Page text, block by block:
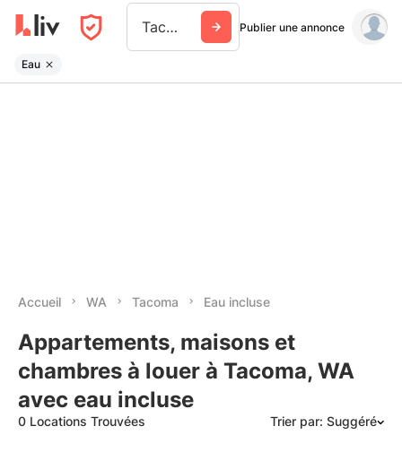
Tacoma Publier une annonce
Eau
Accueil WA Tacoma Eau incluse
Appartements, maisons et
chambres à louer à Tacoma, WA
avec eau incluse
0 Locations Trouvées Trier par: Suggéré